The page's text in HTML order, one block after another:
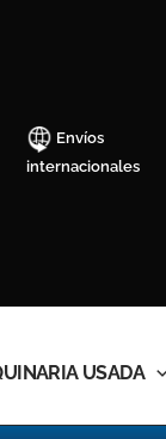
Envíos
internacionales
USADA